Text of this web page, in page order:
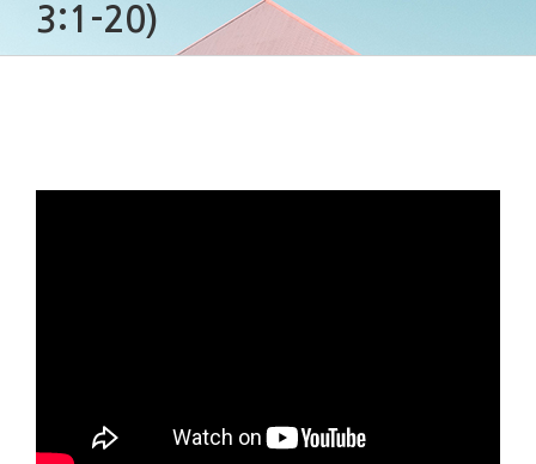
3:1-20)